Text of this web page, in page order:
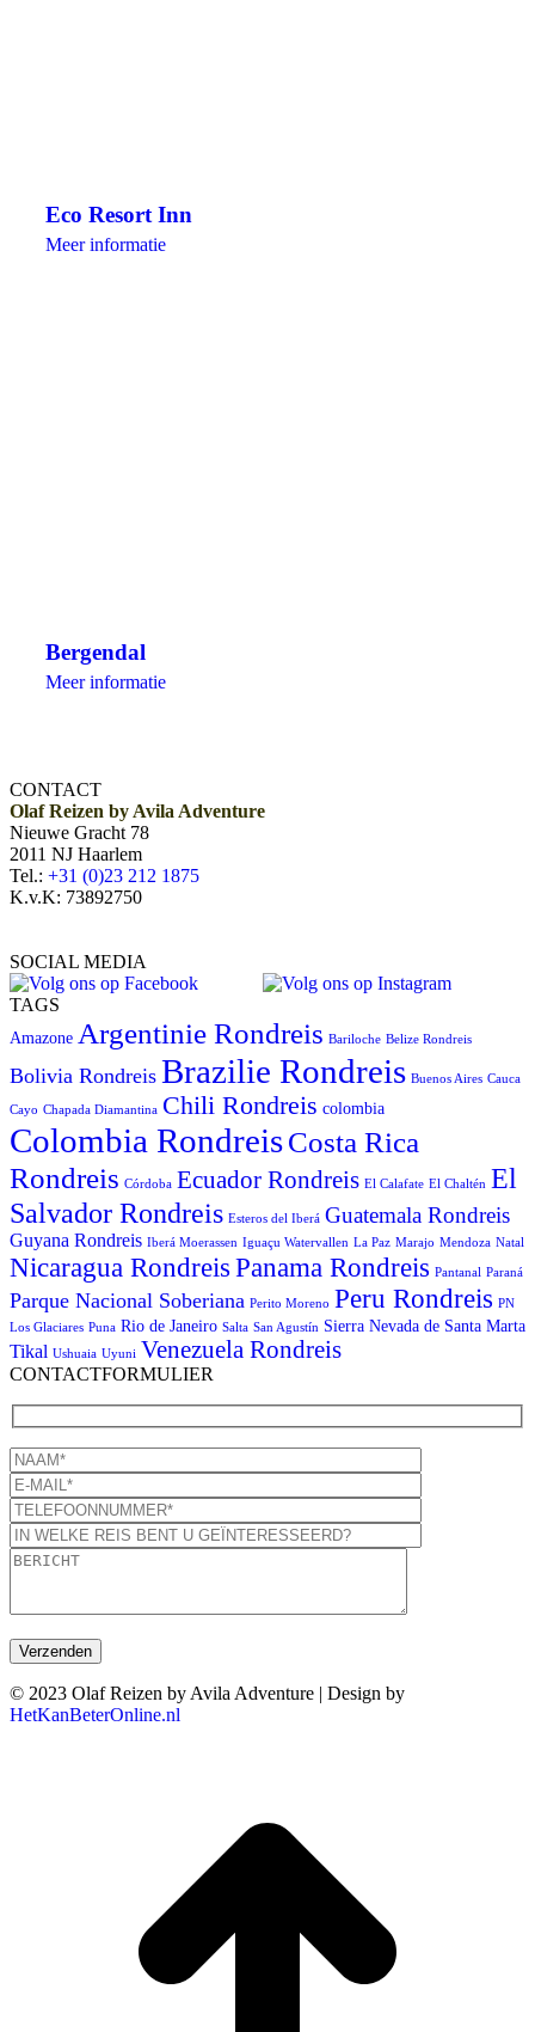
Eco Resort Inn
Meer informatie
Bergendal
Meer informatie
CONTACT
Olaf Reizen by Avila Adventure
Nieuwe Gracht 78
2011 NJ Haarlem
Tel.: +31 (0)23 212 1875
K.v.K: 73892750
SOCIAL MEDIA
TAGS
Amazone Argentinie Rondreis Bariloche Belize Rondreis
Bolivia Rondreis Brazilie Rondreis Buenos Aires Cauca
Cayo Chapada Diamantina Chili Rondreis colombia
Colombia RondreisCosta Rica
Rondreis Córdoba Ecuador Rondreis El Calafate El Chaltén El
Salvador Rondreis Esteros del Iberá Guatemala Rondreis
Guyana Rondreis Iberá Moerassen Iguaçu Watervallen La Paz Marajo Mendoza Natal
Nicaragua Rondreis Panama Rondreis Pantanal Paraná
Parque Nacional Soberiana Perito Moreno Peru Rondreis PN
Los Glaciares Puna Rio de Janeiro Salta San Agustín Sierra Nevada de Santa Marta
Tikal Ushuaia Uyuni Venezuela Rondreis
CONTACTFORMULIER
© 2023 Olaf Reizen by Avila Adventure | Design by
HetKanBeterOnline.nl